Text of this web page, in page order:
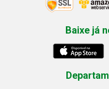
Baixe já